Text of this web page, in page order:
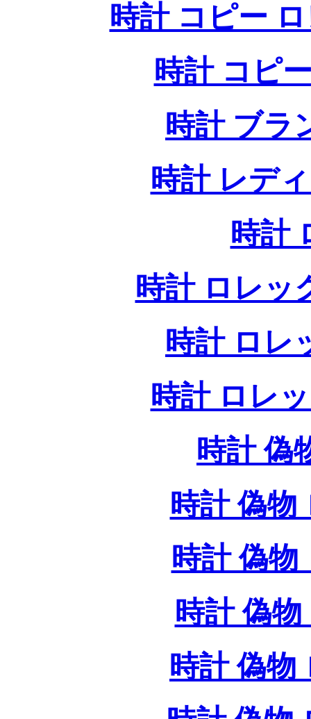
時計 コピー
時計 コピ
時計 ブラ
時計 レデ
時計
時計 ロレッ
時計 ロレ
時計 ロレ
時計 偽
時計 偽物
時計 偽物
時計 偽
時計 偽物